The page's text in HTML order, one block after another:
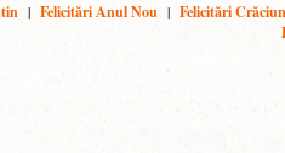
| Felicitări Anul Nou | Felicitări